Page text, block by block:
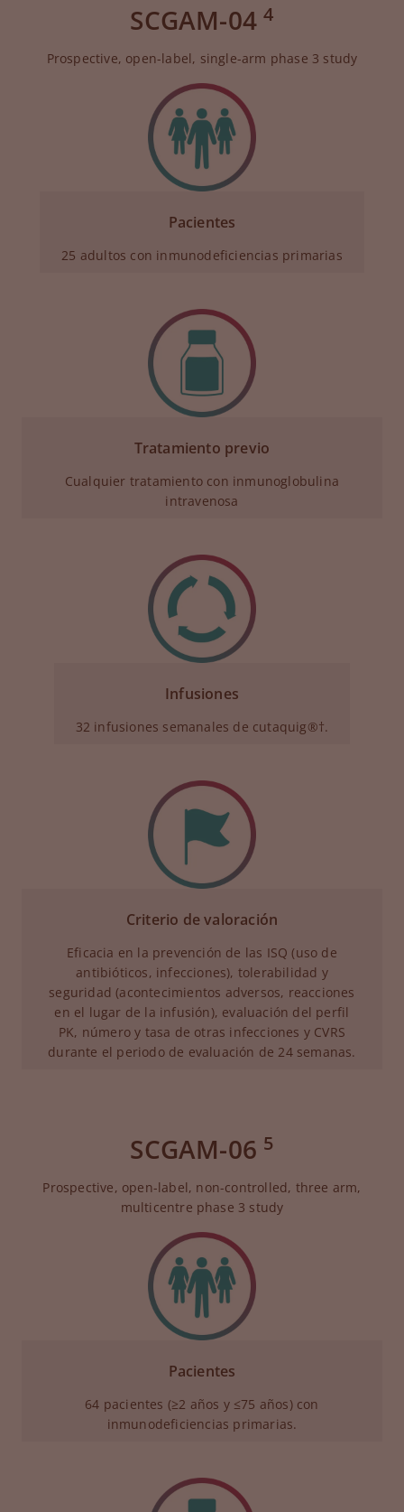
SCGAM-044
Prospective, open-label, single-arm phase 3 study
Pacientes
25 adultos con inmunodeficiencias primarias
Tratamiento previo
Cualquier tratamiento con inmunoglobulina
intravenosa
Infusiones
32 infusiones semanales de cutaquig®†.
Criterio de valoración
Eficacia en la prevención de las ISQ (uso de
antibióticos, infecciones), tolerabilidad y
seguridad (acontecimientos adversos, reacciones
en el lugar de la infusión), evaluación del perfil
PK, número y tasa de otras infecciones y CVRS
durante el periodo de evaluación de 24 semanas.
SCGAM-06 5
Prospective, open-label, non-controlled, three arm,
multicentre phase 3 study
Pacientes
64 pacientes (≥2 años y ≤75 años) con
inmunodeficiencias primarias.